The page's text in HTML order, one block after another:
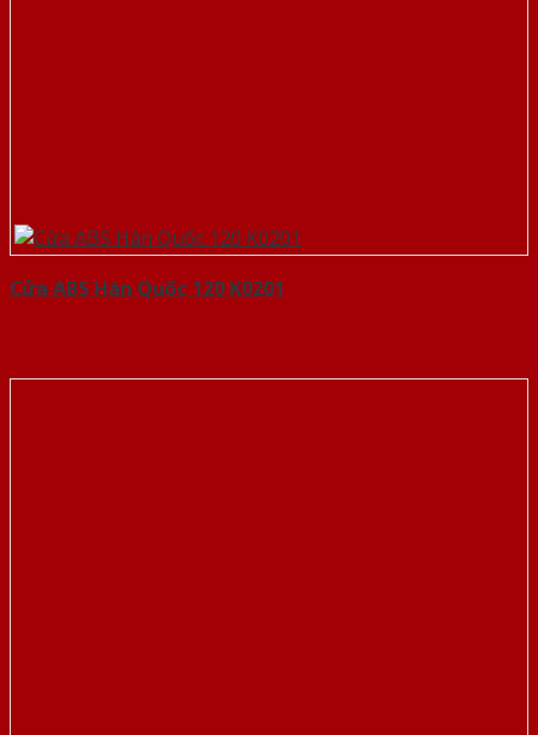
Cửa ABS Hàn Quốc 120 K0201